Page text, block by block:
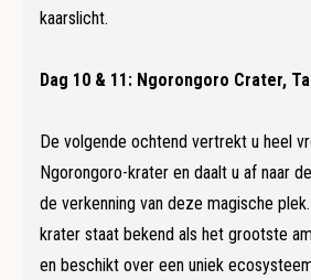
kaarslicht.
Dag 10 & 11: Ngorongoro Crater,
De volgende ochtend vertrekt u heel
Ngorongoro-krater en daalt u af naar
de verkenning van deze magische
krater staat bekend als het grootste
en beschikt over een uniek